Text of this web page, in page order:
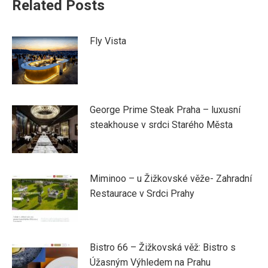
Related Posts
Fly Vista
George Prime Steak Praha – luxusní
steakhouse v srdci Starého Města
Miminoo – u Žižkovské věže- Zahradní
Restaurace v Srdci Prahy
Bistro 66 – Žižkovská věž: Bistro s
Úžasným Výhledem na Prahu